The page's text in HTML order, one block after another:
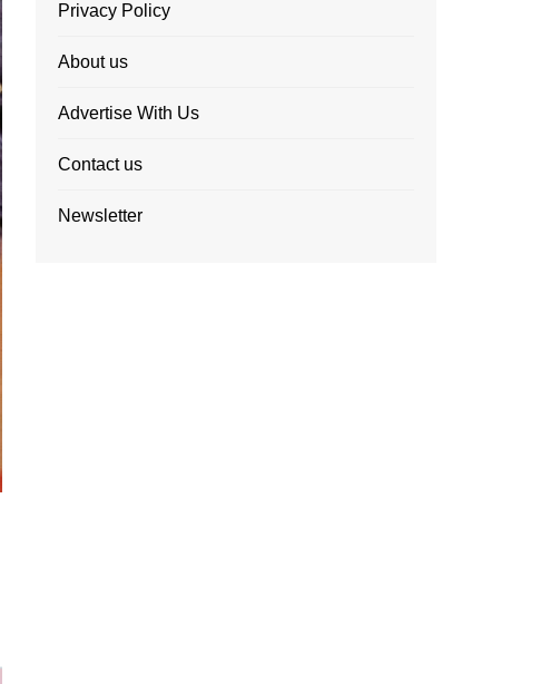
Privacy Policy
About us
Advertise With Us
Contact us
Newsletter